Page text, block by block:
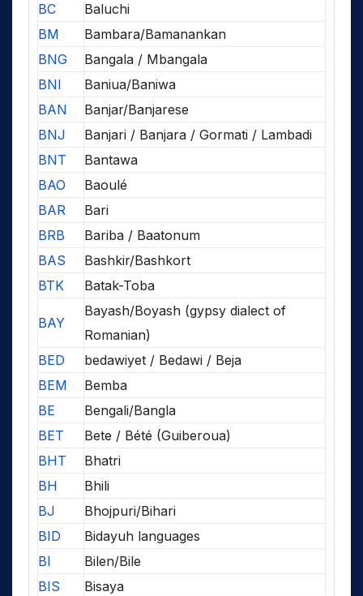
BC
Baluchi
BM
Bambara/Bamanankan
BNG
Bangala / Mbangala
BNI
Baniua/Baniwa
BAN
Banjar/Banjarese
BNJ
Banjari / Banjara / Gormati / Lambadi
BNT
Bantawa
BAO
Baoulé
BAR
Bari
BRB
Bariba / Baatonum
BAS
Bashkir/Bashkort
BTK
Batak-Toba
BAY
Bayash/Boyash (gypsy dialect of
Romanian)
BED
bedawiyet / Bedawi / Beja
BEM
Bemba
BE
Bengali/Bangla
BET
Bete / Bété (Guiberoua)
BHT
Bhatri
BH
Bhili
BJ
Bhojpuri/Bihari
BID
Bidayuh languages
BI
Bilen/Bile
BIS
Bisaya